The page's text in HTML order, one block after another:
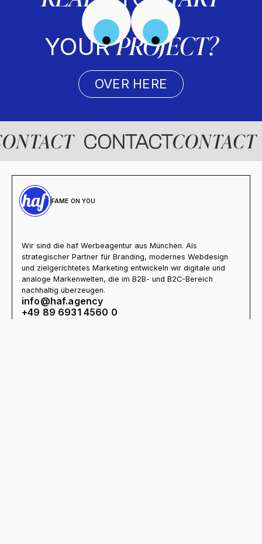
YOURPROJECT?
OVER HERE
FAME ON YOU
Wir sind die haf Werbeagentur aus München. Als
strategischer Partner für Branding, modernes Webdesign
und zielgerichtetes Marketing entwickeln wir digitale und
analoge Markenwelten, die im B2B- und B2C-Bereich
nachhaltig überzeugen.
info@haf.agency
+49 89 6931 4560 0